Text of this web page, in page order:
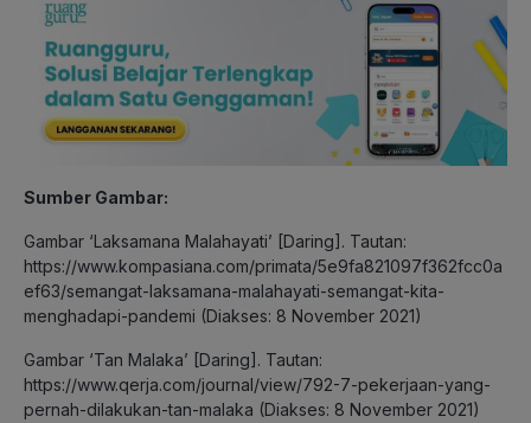
Sumber Gambar:
Gambar ‘Laksamana Malahayati’ [Daring]. Tautan:
https://www.kompasiana.com/primata/5e9fa821097f362fcc0a
ef63/semangat-laksamana-malahayati-semangat-kita-
menghadapi-pandemi (Diakses: 8 November 2021)
Gambar ‘Tan Malaka’ [Daring]. Tautan:
https://www.qerja.com/journal/view/792-7-pekerjaan-yang-
pernah-dilakukan-tan-malaka (Diakses: 8 November 2021)